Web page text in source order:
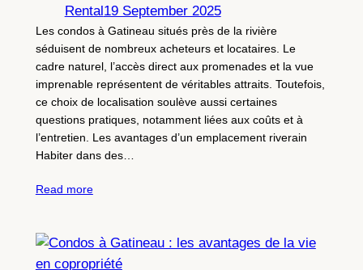
Rental 19 September 2025
Les condos à Gatineau situés près de la rivière
séduisent de nombreux acheteurs et locataires. Le
cadre naturel, l’accès direct aux promenades et la vue
imprenable représentent de véritables attraits. Toutefois,
ce choix de localisation soulève aussi certaines
questions pratiques, notamment liées aux coûts et à
l’entretien. Les avantages d’un emplacement riverain
Habiter dans des…
Read more